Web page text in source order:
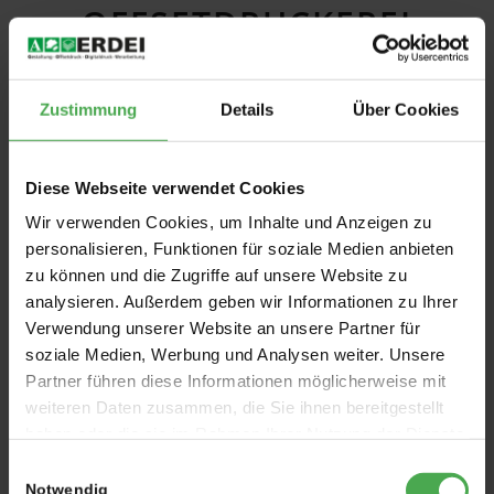
Zustimmung Details Über Cookies
Diese Webseite verwendet Cookies
Wir verwenden Cookies, um Inhalte und Anzeigen zu
personalisieren, Funktionen für soziale Medien anbieten
zu können und die Zugriffe auf unsere Website zu
analysieren. Außerdem geben wir Informationen zu Ihrer
Verwendung unserer Website an unsere Partner für
soziale Medien, Werbung und Analysen weiter. Unsere
Partner führen diese Informationen möglicherweise mit
weiteren Daten zusammen, die Sie ihnen bereitgestellt
Notwendig
FFSETDRUCKEREI E
Für besondere visuelle und haptische Effekte ist die
Heißfolienprägung eine besondere Art zur Veredelung
hergestellten Druckprodukten.
benötigt. Dieses wird in der Maschine erhitzt, und